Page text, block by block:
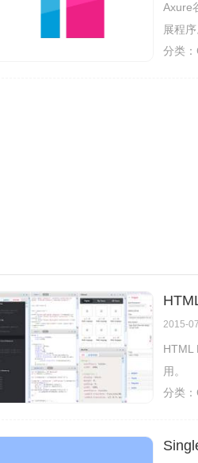
Axure
展程序
分类：
2015-
HTML
用。
分类：